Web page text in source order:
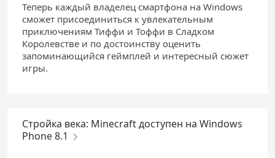
Теперь каждый владелец смартфона на Windows
сможет присоединиться к увлекательным
приключениям Тиффи и Тоффи в Сладком
Королевстве и по достоинству оценить
запоминающийся геймплей и интересный сюжет
игры.
Стройка века: Minecraft доступен на Windows
Phone 8.1